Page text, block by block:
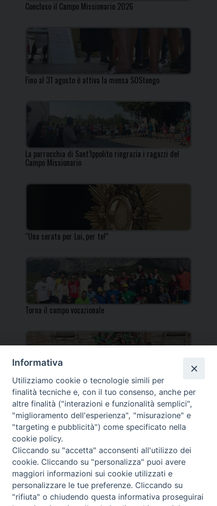
Concluso il Campo Missionario 2026
Fino al 31 agosto è attiva la mensa SOStengo
La parrocchia di Sant’Ippolito ringrazia i ragazzi del
Campo Missionario
“Una serata per Lui, per te!”
Torna il campo vocazionale
Torna il Campo Missionario Diocesano
_____________________________________________________
_____________________________
DIOCESI DI FANO FOSSOMBRONE CAGLI PERGOLA | Via Roma,
118 - 61032 FANO (PU) |
Tel. 0721 803737 o 826044 | Cod. Fiscale 90003900413
Note legali| Privacy
Informativa
Utilizziamo cookie o tecnologie simili per
finalità tecniche e, con il tuo consenso, anche per
altre finalità ("interazioni e funzionalità semplici",
"miglioramento dell'esperienza", "misurazione" e
"targeting e pubblicità") come specificato nella
cookie policy.
Cliccando su "accetta" acconsenti all'utilizzo dei
cookie. Cliccando su "personalizza" puoi avere
maggiori informazioni sui cookie utilizzati e
personalizzare le tue preferenze. Cliccando su
"rifiuta" o chiudendo questa informativa proseguirai